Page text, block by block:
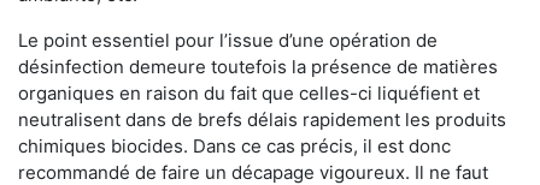
Le point essentiel pour l’issue d’une opération de
désinfection demeure toutefois la présence de matières
organiques en raison du fait que celles-ci liquéfient et
neutralisent dans de brefs délais rapidement les produits
chimiques biocides. Dans ce cas précis, il est donc
recommandé de faire un décapage vigoureux. Il ne faut